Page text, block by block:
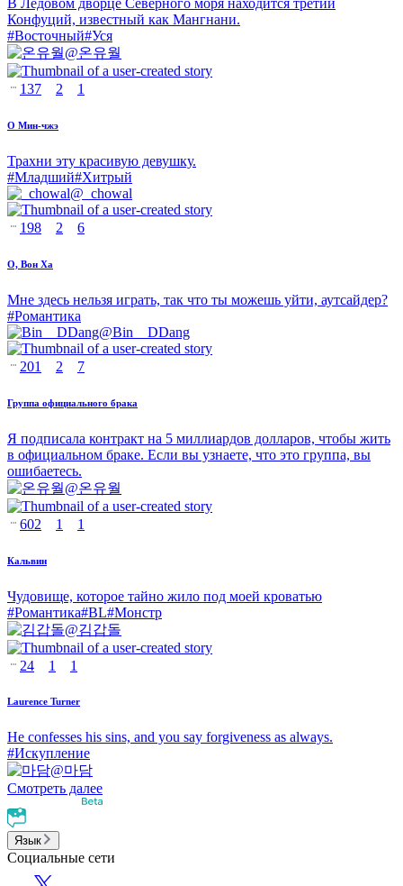
Конфуций, известный как Мангнани.
#Восточный#Уся
@온유월
137 2 1
О Мин-чжэ
Трахни эту красивую девушку.
#Младший#Хитрый
@ _chowal
198 2 6
О, Вон Ха
Мне здесь нельзя играть, так что ты можешь уйти, аутсайдер?
#Романтика
@Bin__DDang
201 2 7
Группа официального брака
Я подписала контракт на 5 миллиардов долларов, чтобы жить
в официальном браке. Если вы узнаете, что это группа, вы
ошибаетесь.
@온유월
602 1 1
Кальвин
Чудовище, которое тайно жило под моей кроватью
#Романтика#BL#Монстр
@김갑돌
24 1 1
Laurence Turner
He confesses his sins, and you say forgiveness as always.
#Искупление
@마담
Смотреть далее
Язык
Социальные сети